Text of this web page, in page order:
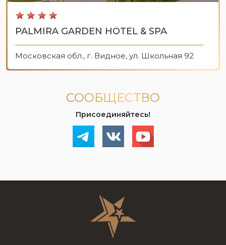
PALMIRA GARDEN HOTEL & SPA
Московская обл., г. Видное, ул. Школьная 92
СООБЩЕСТВО
Присоединяйтесь!